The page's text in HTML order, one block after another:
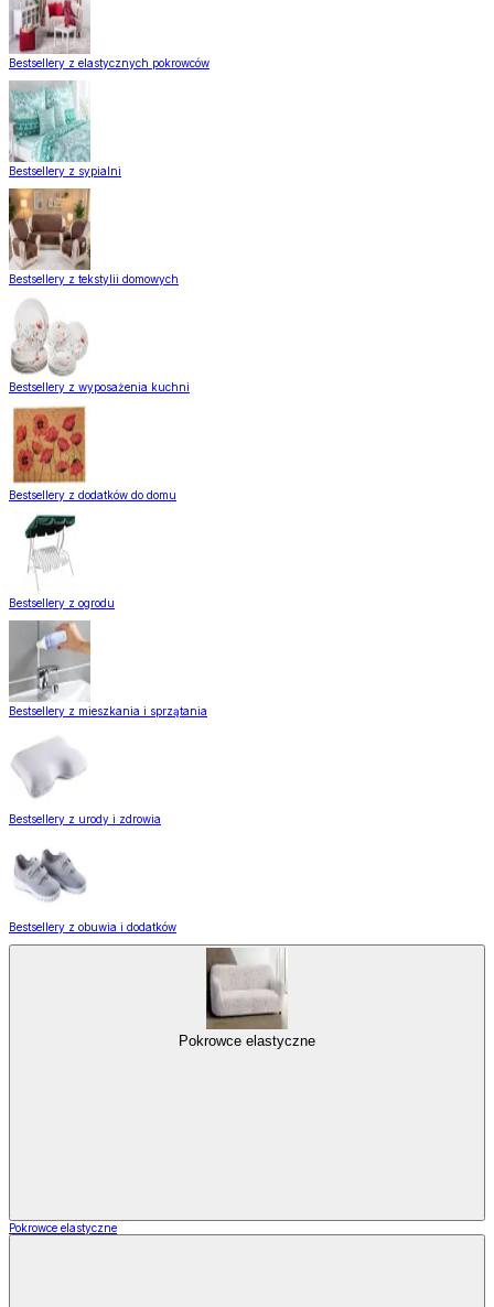
Bestsellery z elastycznych pokrowców
Bestsellery z sypialni
Bestsellery z tekstylii domowych
Bestsellery z wyposażenia kuchni
Bestsellery z dodatków do domu
Bestsellery z ogrodu
Bestsellery z mieszkania i sprzątania
Bestsellery z urody i zdrowia
Bestsellery z obuwia i dodatków
Pokrowce elastyczne
Pokrowce elastyczne